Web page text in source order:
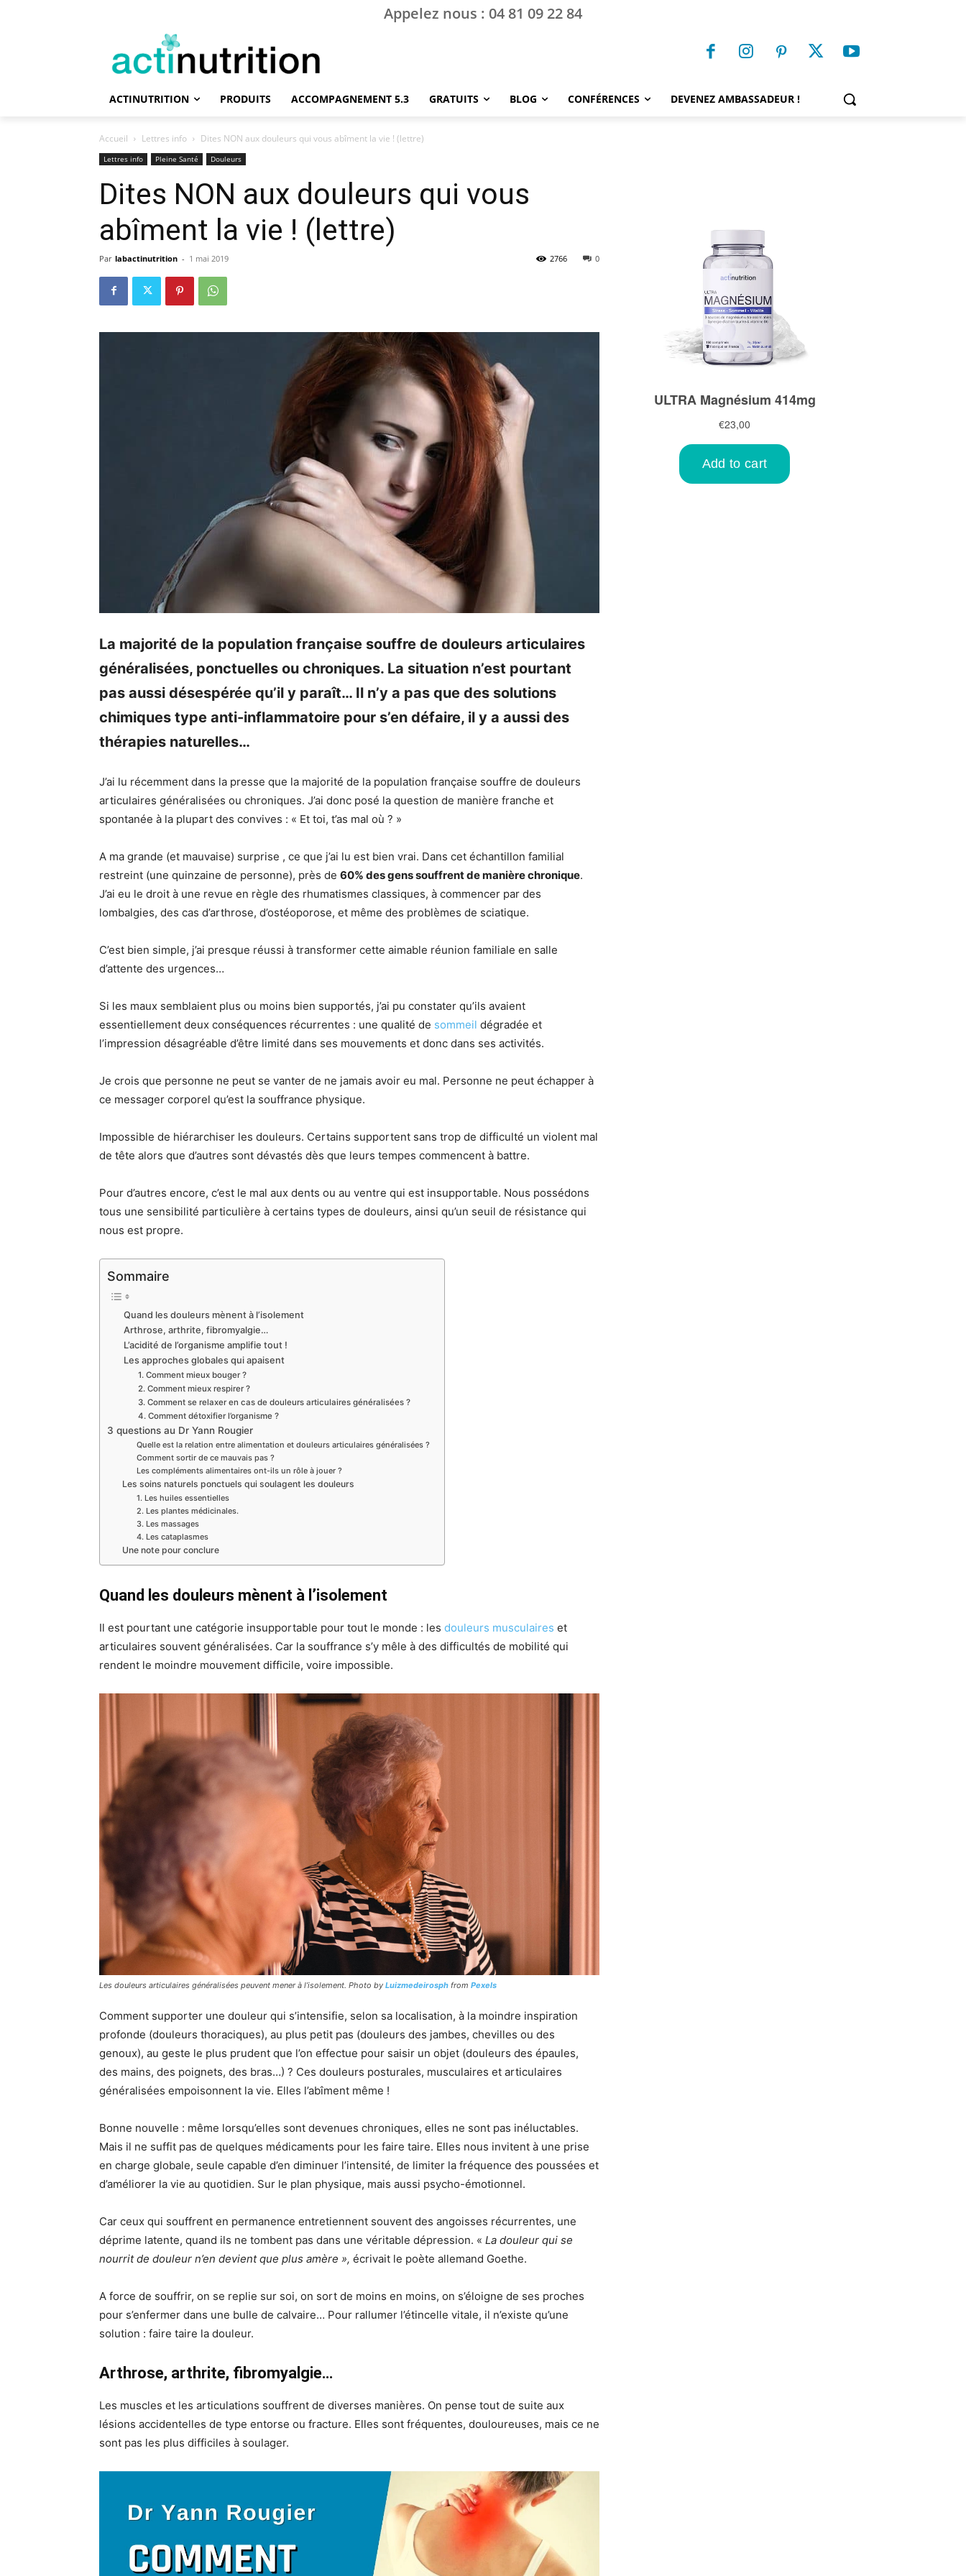
Appelez nous : 04 81 09 22 84
ACTINUTRITION PRODUITS ACCOMPAGNEMENT 5.3 GRATUITS BLOG CONFÉRENCES DEVENEZ AMBASSADEUR !
Accueil Lettres info Dites NON aux douleurs qui vous abîment la vie ! (lettre)
Lettres info Pleine Santé Douleurs
Dites NON aux douleurs qui vous
abîment la vie ! (lettre)
Par labactinutrition - 1 mai 2019 0
2766
La majorité de la population française souffre de douleurs articulaires
généralisées, ponctuelles ou chroniques. La situation n’est pourtant
pas aussi désespérée qu’il y paraît… Il n’y a pas que des solutions
chimiques type anti-inflammatoire pour s’en défaire, il y a aussi des
thérapies naturelles…
J’ai lu récemment dans la presse que la majorité de la population française souffre de douleurs
articulaires généralisées ou chroniques. J’ai donc posé la question de manière franche et
spontanée à la plupart des convives : « Et toi, t’as mal où ? »
A ma grande (et mauvaise) surprise , ce que j’ai lu est bien vrai. Dans cet échantillon familial
restreint (une quinzaine de personne), près de 60% des gens souffrent de manière chronique.
J’ai eu le droit à une revue en règle des rhumatismes classiques, à commencer par des
lombalgies, des cas d’arthrose, d’ostéoporose, et même des problèmes de sciatique.
C’est bien simple, j’ai presque réussi à transformer cette aimable réunion familiale en salle
d’attente des urgences…
Si les maux semblaient plus ou moins bien supportés, j’ai pu constater qu’ils avaient
essentiellement deux conséquences récurrentes : une qualité de sommeil dégradée et
l’impression désagréable d’être limité dans ses mouvements et donc dans ses activités.
Je crois que personne ne peut se vanter de ne jamais avoir eu mal. Personne ne peut échapper à
ce messager corporel qu’est la souffrance physique.
Impossible de hiérarchiser les douleurs. Certains supportent sans trop de difficulté un violent mal
de tête alors que d’autres sont dévastés dès que leurs tempes commencent à battre.
Pour d’autres encore, c’est le mal aux dents ou au ventre qui est insupportable. Nous possédons
tous une sensibilité particulière à certains types de douleurs, ainsi qu’un seuil de résistance qui
nous est propre.
Sommaire
Quand les douleurs mènent à l’isolement
Arthrose, arthrite, fibromyalgie…
L’acidité de l’organisme amplifie tout !
Les approches globales qui apaisent
1. Comment mieux bouger ?
2. Comment mieux respirer ?
3. Comment se relaxer en cas de douleurs articulaires généralisées ?
4. Comment détoxifier l’organisme ?
3 questions au Dr Yann Rougier
Quelle est la relation entre alimentation et douleurs articulaires généralisées ?
Comment sortir de ce mauvais pas ?
Les compléments alimentaires ont-ils un rôle à jouer ?
Les soins naturels ponctuels qui soulagent les douleurs
1. Les huiles essentielles
2. Les plantes médicinales.
3. Les massages
4. Les cataplasmes
Une note pour conclure
Quand les douleurs mènent à l’isolement
Il est pourtant une catégorie insupportable pour tout le monde : les douleurs musculaires et
articulaires souvent généralisées. Car la souffrance s’y mêle à des difficultés de mobilité qui
rendent le moindre mouvement difficile, voire impossible.
Les douleurs articulaires généralisées peuvent mener à l’isolement. Photo by Luizmedeirosph from Pexels
Comment supporter une douleur qui s’intensifie, selon sa localisation, à la moindre inspiration
profonde (douleurs thoraciques), au plus petit pas (douleurs des jambes, chevilles ou des
genoux), au geste le plus prudent que l’on effectue pour saisir un objet (douleurs des épaules,
des mains, des poignets, des bras…) ? Ces douleurs posturales, musculaires et articulaires
généralisées empoisonnent la vie. Elles l’abîment même !
Bonne nouvelle : même lorsqu’elles sont devenues chroniques, elles ne sont pas inéluctables.
Mais il ne suffit pas de quelques médicaments pour les faire taire. Elles nous invitent à une prise
en charge globale, seule capable d’en diminuer l’intensité, de limiter la fréquence des poussées et
d’améliorer la vie au quotidien. Sur le plan physique, mais aussi psycho-émotionnel.
Car ceux qui souffrent en permanence entretiennent souvent des angoisses récurrentes, une
déprime latente, quand ils ne tombent pas dans une véritable dépression. « La douleur qui se
nourrit de douleur n’en devient que plus amère », écrivait le poète allemand Goethe.
A force de souffrir, on se replie sur soi, on sort de moins en moins, on s’éloigne de ses proches
pour s’enfermer dans une bulle de calvaire… Pour rallumer l’étincelle vitale, il n’existe qu’une
solution : faire taire la douleur.
Arthrose, arthrite, fibromyalgie…
Les muscles et les articulations souffrent de diverses manières. On pense tout de suite aux
lésions accidentelles de type entorse ou fracture. Elles sont fréquentes, douloureuses, mais ce ne
sont pas les plus difficiles à soulager.